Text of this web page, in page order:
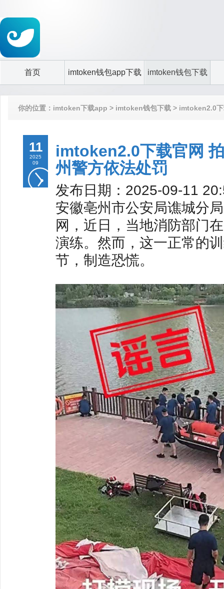
首页 imtoken钱包app下载 imtoken钱包下载
你的位置： imtoken下载app > imtoken钱包下载 > imtoken2.0下
11
2025
09
imtoken2.0下载官网
州警方依法处罚
发布日期：2025-09-11
安徽亳州市公安局谯城分
网，近日，当地消防部门
演练。然而，这一正常的
节，制造恐慌。